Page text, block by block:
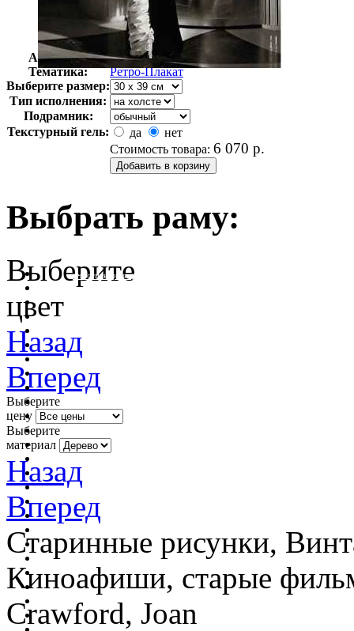
Автор:
Неизвестно
Арт-стиль
Ретро-Плакат
Тематика:
Ретро-Плакат
Выберите размер:
Тип исполнения:
Подрамник:
Текстурный гель:
да
нет
Стоимость товара: 6 070 р.
Выбрать раму:
очистить фильтр цвета
Выберите
цвет
Назад
Вперед
Выберите
цену
Выберите
материал
Назад
Вперед
Старинные рисунки,
Киноафиши, старые
Crawford, Joan